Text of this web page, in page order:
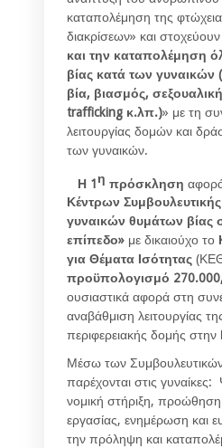
καταπολέμηση της
διακρίσεων» και
και την καταπολέμηση
βίας κατά των γυναικών
βία, βιασμός,
trafficking κ.λπ.)» με τη
λειτουργίας δομών και
των γυναικών.
Η 1η πρόσκληση
Κέντρων
γυναικών θυμάτων βίας
επίπεδο» με δικαιούχο το
για Θέματα Ισότητας
προϋπολογισμό
ουσιαστικά αφορά στη
αναβάθμιση λειτουργίας
περιφερειακής δομής στην
Μέσω των
παρέχονται στις γυναίκες:
νομική στήριξη,
εργασίας, ενημέρωση και
την πρόληψη και